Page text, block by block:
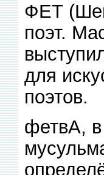
ФЕТ
поэт.
для
поэтов.
фетвА,